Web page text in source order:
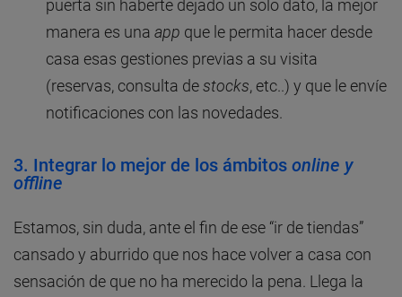
puerta sin haberte dejado un solo dato, la mejor
manera es una app que le permita hacer desde
casa esas gestiones previas a su visita
(reservas, consulta destocks, etc..) y que le envíe
notificaciones con las novedades.
3. Integrar lo mejor de los ámbitos online y
offline
Estamos, sin duda, ante el fin de ese “ir de tiendas”
cansado y aburrido que nos hace volver a casa con
sensación de que no ha merecido la pena. Llega la